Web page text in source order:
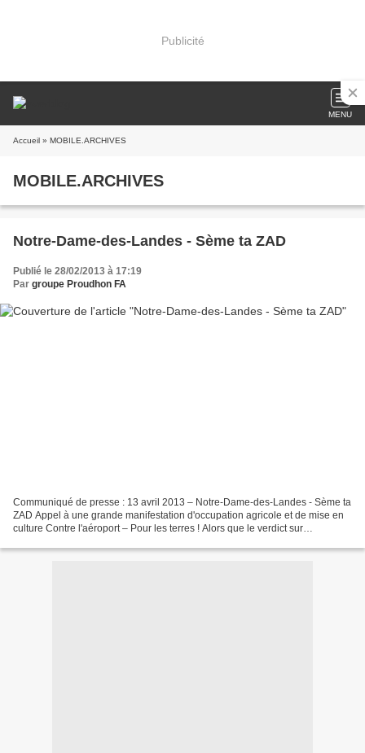
Publicité
MENU
Accueil » MOBILE.ARCHIVES
MOBILE.ARCHIVES
Notre-Dame-des-Landes - Sème ta ZAD
Publié le 28/02/2013 à 17:19
Par groupe Proudhon FA
Communiqué de presse : 13 avril 2013 – Notre-Dame-des-Landes - Sème ta
ZAD Appel à une grande manifestation d'occupation agricole et de mise en
culture Contre l'aéroport – Pour les terres ! Alors que le verdict sur